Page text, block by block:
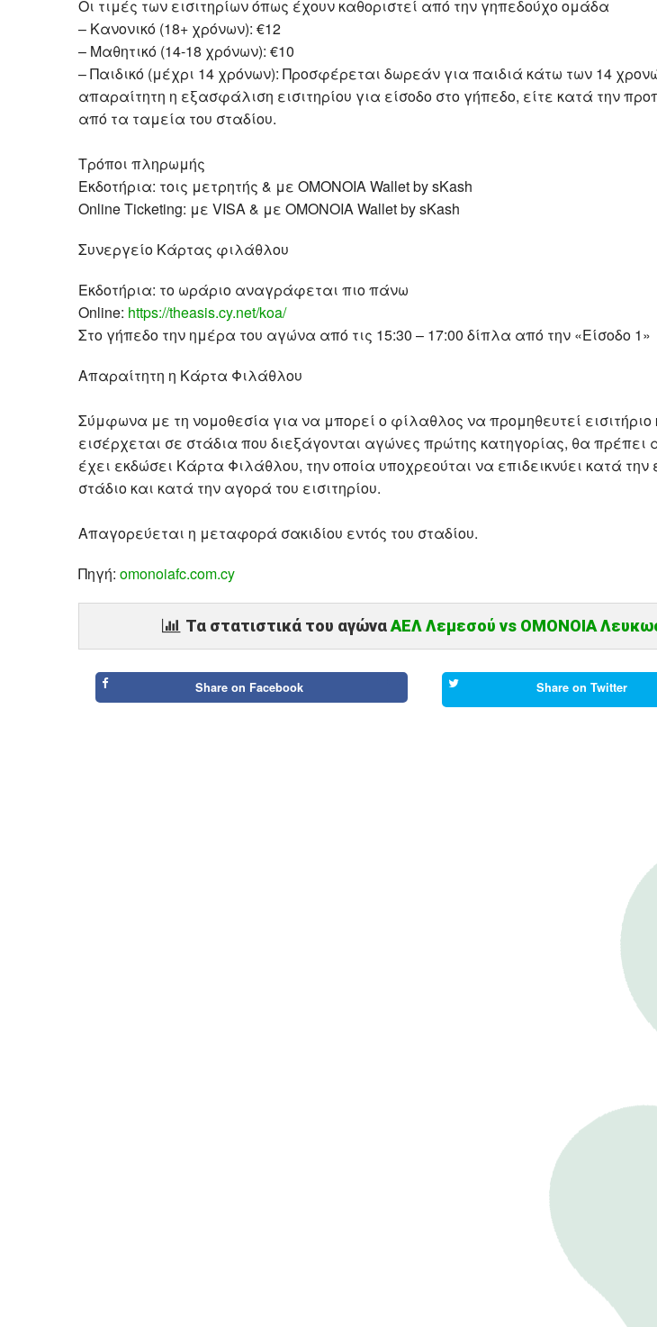
Οι τιμές των εισιτηρίων όπως έχουν καθοριστεί από την γηπεδούχο ομάδα
– Κανονικό (18+ χρόνων): €12
– Μαθητικό (14-18 χρόνων): €10
– Παιδικό (μέχρι 14 χρόνων): Προσφέρεται δωρεάν για παιδιά κάτω των 14
απαραίτητη η εξασφάλιση εισιτηρίου για είσοδο στο γήπεδο, είτε κατά την
από τα ταμεία του σταδίου.
Τρόποι πληρωμής
Εκδοτήρια: τοις μετρητής & με OMONOIA Wallet by sKash
Online Ticketing: με VISA & με OMONOIA Wallet by sKash
Συνεργείο Κάρτας φιλάθλου
Εκδοτήρια: το ωράριο αναγράφεται πιο πάνω
Online: https://theasis.cy.net/koa/
Στο γήπεδο την ημέρα του αγώνα από τις 15:30 – 17:00 δίπλα από την «Είσοδο 1»
Απαραίτητη η Κάρτα Φιλάθλου
Σύμφωνα με τη νομοθεσία για να μπορεί ο φίλαθλος να προμηθευτεί εισιτήριο
εισέρχεται σε στάδια που διεξάγονται αγώνες πρώτης κατηγορίας, θα πρέπει
έχει εκδώσει Κάρτα Φιλάθλου, την οποία υποχρεούται να επιδεικνύει κατά την
στάδιο και κατά την αγορά του εισιτηρίου.
Απαγορεύεται η μεταφορά σακιδίου εντός του σταδίου.
Πηγή: omonoiafc.com.cy
Τα στατιστικά του αγώναΑΕΛ Λεμεσού vs ΟΜΟΝΟΙΑ
Share on Facebook Share on Twitter